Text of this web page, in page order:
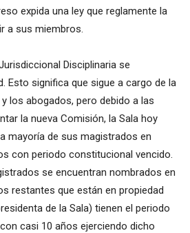
expida una ley que reglamente la
a sus miembros.
Disciplinaria se
Esto significa que sigue a cargo de la
los abogados, pero debido a las
la nueva Comisión, la Sala hoy
mayoría de sus magistrados en
con periodo constitucional vencido.
se encuentran nombrados en
restantes que están en propiedad
de la Sala) tienen el periodo
casi 10 años ejerciendo dicho